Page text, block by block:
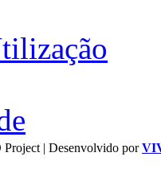
| Desenvolvido por